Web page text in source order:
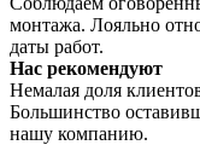
монтажа. Лояльно
даты работ.
Нас рекомендуют
Немалая доля
Большинство
нашу компанию.